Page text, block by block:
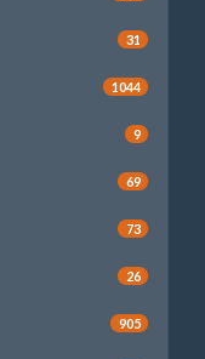
31
1044
9
69
73
26
905